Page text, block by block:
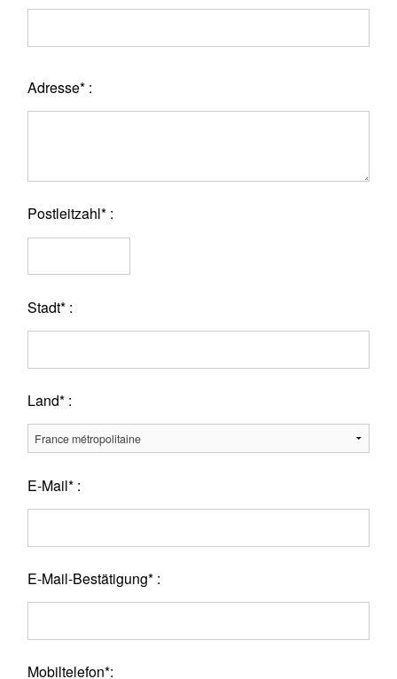
Adresse* :
Postleitzahl* :
Stadt* :
Land* :
E-Mail* :
E-Mail-Bestätigung* :
Mobiltelefon*: